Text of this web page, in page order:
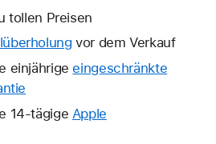
tollen Preisen
vor dem Verkauf
einjährige eingeschränkte
neues
14-tägige Apple